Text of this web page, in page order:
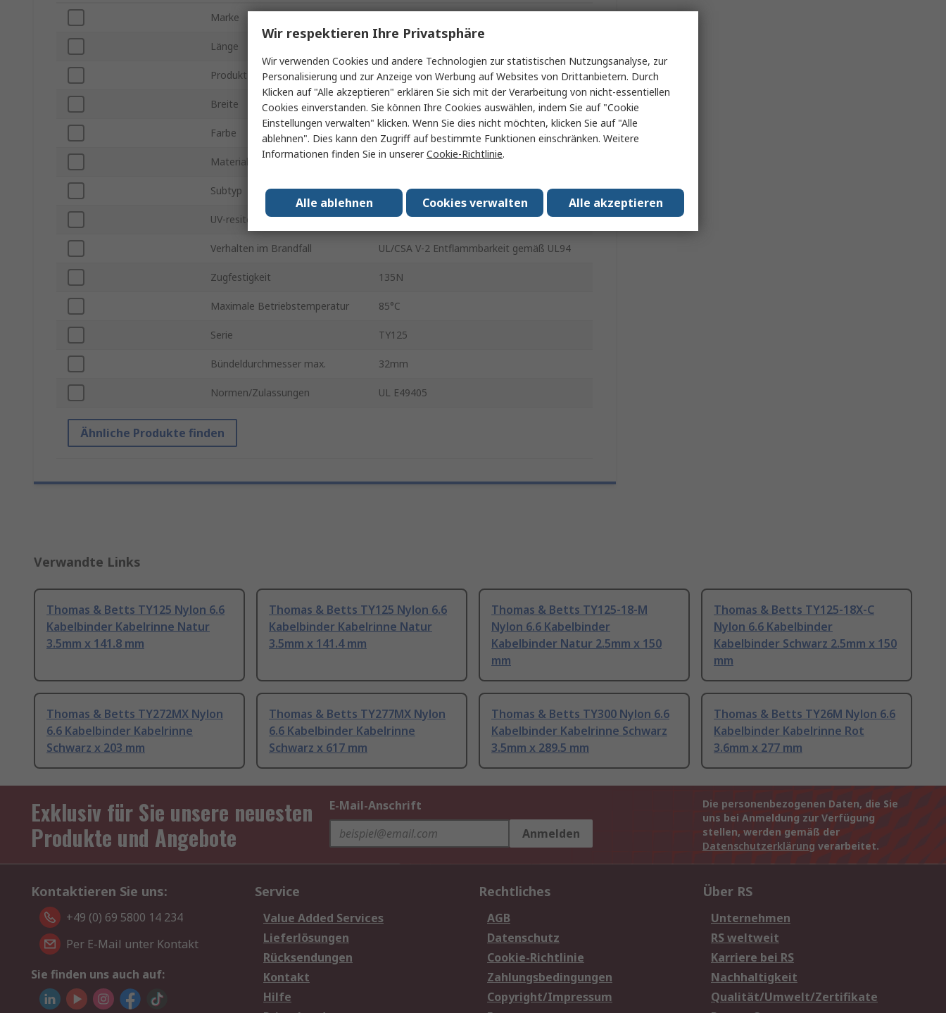
Marke
Länge
Produkt Typ Kabelbinder
Breite 3.556mm
Farbe Schwarz
Material Nylon 6.6
Subtyp Kabelrinne
UV-resitent Ja
Verhalten im Brandfall UL/CSA V-2 Entflammbarkeit gemäß UL94
Zugfestigkeit 135N
Maximale Betriebstemperatur 85°C
Serie TY125
Bündeldurchmesser max. 32mm
Normen/Zulassungen UL E49405
Ähnliche Produkte finden
Verwandte Links
Thomas & Betts TY125 Nylon 6.6
Kabelbinder Kabelrinne Natur
3.5mm x 141.8 mm
Thomas & Betts TY125 Nylon 6.6
Kabelbinder Kabelrinne Natur
3.5mm x 141.4 mm
Thomas & Betts TY125-18-M
Nylon 6.6 Kabelbinder
Kabelbinder Natur 2.5mm x 150
mm
Thomas & Betts TY125-18X-C
Nylon 6.6 Kabelbinder
Kabelbinder Schwarz 2.5mm x 150
mm
Thomas & Betts TY272MX Nylon
6.6 Kabelbinder Kabelrinne
Schwarz x 203 mm
Thomas & Betts TY277MX Nylon
6.6 Kabelbinder Kabelrinne
Schwarz x 617 mm
Thomas & Betts TY300 Nylon 6.6
Kabelbinder Kabelrinne Schwarz
3.5mm x 289.5 mm
Thomas & Betts TY26M Nylon 6.6
Kabelbinder Kabelrinne Rot
3.6mm x 277 mm
Exklusiv für Sie unsere neuesten
Produkte und Angebote
E-Mail-Anschrift
Anmelden
Die personenbezogenen Daten, die Sie
uns bei Anmeldung zur Verfügung
stellen, werden gemäß der
Datenschutzerklärung verarbeitet.
Kontaktieren Sie uns:
+49 (0) 69 5800 14 234
Per E-Mail unter Kontakt
Sie finden uns auch auf:
Service
Value Added Services
Lieferlösungen
Rücksendungen
Kontakt
Hilfe
Rechtliches
AGB
Datenschutz
Cookie-Richtlinie
Zahlungsbedingungen
Copyright/Impressum
Über RS
Unternehmen
RS weltweit
Karriere bei RS
Nachhaltigkeit
Qualität/Umwelt/Zertifikate
Wir respektieren Ihre Privatsphäre
Wir verwenden Cookies und andere Technologien zur statistischen Nutzungsanalyse, zur
Personalisierung und zur Anzeige von Werbung auf Websites von Drittanbietern. Durch
Klicken auf "Alle akzeptieren" erklären Sie sich mit der Verarbeitung von nicht-essentiellen
Cookies einverstanden. Sie können Ihre Cookies auswählen, indem Sie auf "Cookie
Einstellungen verwalten" klicken. Wenn Sie dies nicht möchten, klicken Sie auf "Alle
ablehnen". Dies kann den Zugriff auf bestimmte Funktionen einschränken. Weitere
Informationen finden Sie in unsererCookie-Richtlinie.
Alle akzeptieren
Cookies verwalten
Alle ablehnen